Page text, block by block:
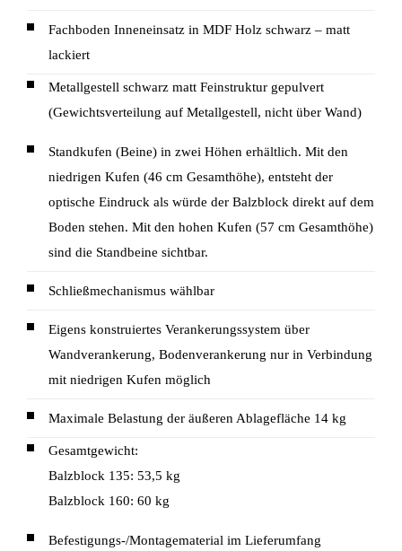
Fachboden Inneneinsatz in MDF Holz schwarz – matt
lackiert
Metallgestell schwarz matt Feinstruktur gepulvert
(Gewichtsverteilung auf Metallgestell, nicht über Wand)
Standkufen (Beine) in zwei Höhen erhältlich. Mit den
niedrigen Kufen (46 cm Gesamthöhe), entsteht der
optische Eindruck als würde der Balzblock direkt auf dem
Boden stehen. Mit den hohen Kufen (57 cm Gesamthöhe)
sind die Standbeine sichtbar.
Schließmechanismus wählbar
Eigens konstruiertes Verankerungssystem über
Wandverankerung, Bodenverankerung nur in Verbindung
mit niedrigen Kufen möglich
Maximale Belastung der äußeren Ablagefläche 14 kg
Gesamtgewicht:
Balzblock 135: 53,5 kg
Balzblock 160: 60 kg
Befestigungs-/Montagematerial im Lieferumfang